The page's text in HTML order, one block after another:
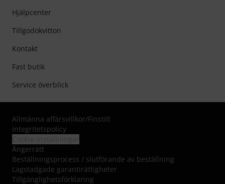
Hjälpcenter
Tillgodokvitton
Kontakt
Fast butik
Service överblick
Allmänna affärsvillkor/Finstilt
Integritetspolicy
Ångerrätt
Beställningsprocess / slutförande av beställning
Lagstadgade garantirättigheter
Tillgänglighetsförklaring